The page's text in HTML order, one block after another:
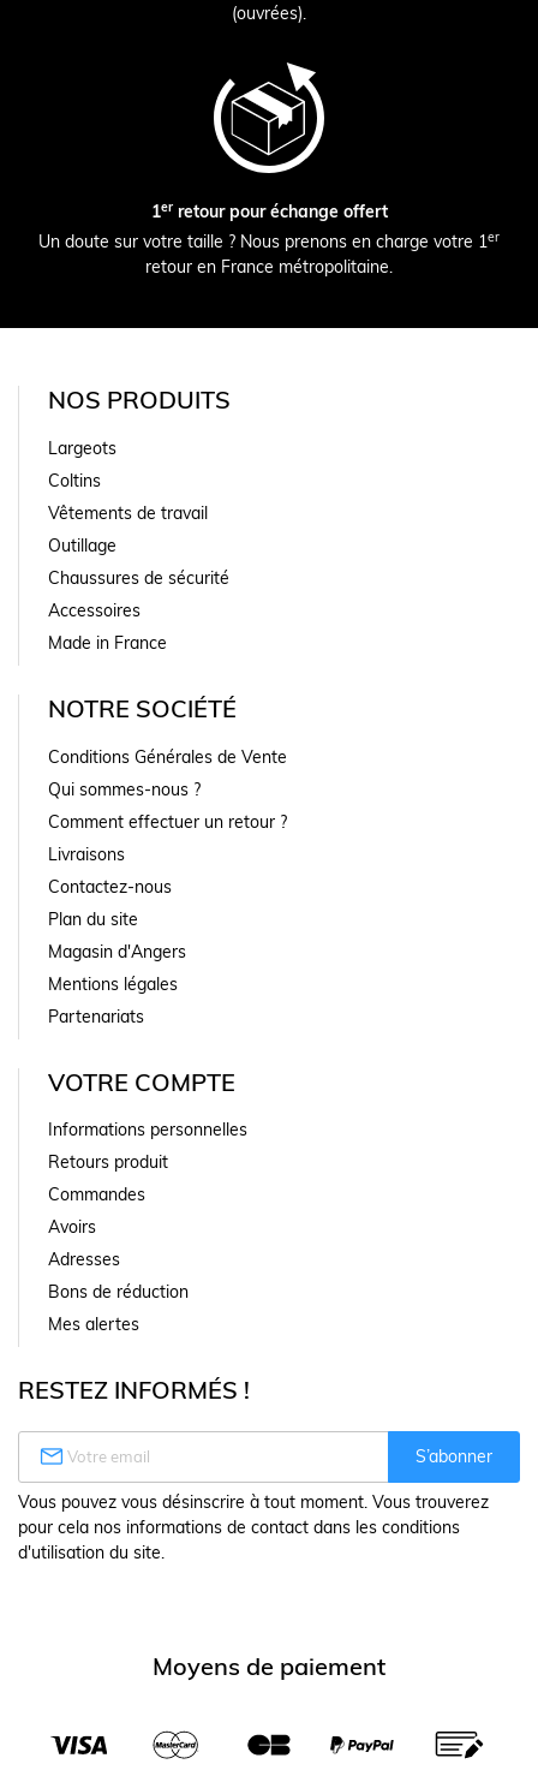
(ouvrées).
1erretour pour échange offert
Un doute sur votre taille ? Nous prenons en charge votre 1er
retour en France métropolitaine.
NOS PRODUITS
Largeots
Coltins
Vêtements de travail
Outillage
Chaussures de sécurité
Accessoires
Made in France
NOTRE SOCIÉTÉ
Conditions Générales de Vente
Qui sommes-nous ?
Comment effectuer un retour ?
Livraisons
Contactez-nous
Plan du site
Magasin d'Angers
Mentions légales
Partenariats
VOTRE COMPTE
Informations personnelles
Retours produit
Commandes
Avoirs
Adresses
Bons de réduction
Mes alertes
RESTEZ INFORMÉS !
 S’abonner
Vous pouvez vous désinscrire à tout moment. Vous trouverez
pour cela nos informations de contact dans les conditions
d'utilisation du site.
Moyens de paiement